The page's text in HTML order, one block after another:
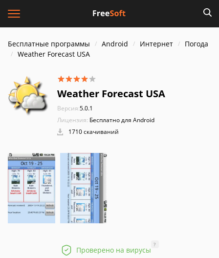
Бесплатные программы Android Интернет
Погода
Weather Forecast USA
Weather Forecast USA
Версия:5.0.1
Лицензия: Бесплатно для Android
1710 скачиваний
Проверено на вирусы
?